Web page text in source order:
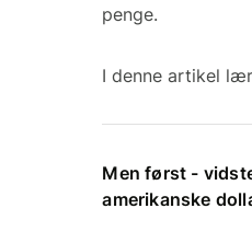
penge.
I denne artikel
Men først -
amerikanske